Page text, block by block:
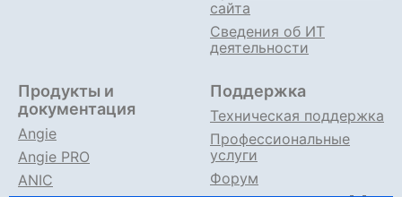
сайта
Сведения об ИТ
деятельности
Продукты и
документация
Angie
Angie PRO
ANIC
Поддержка
Техническая поддержка
Профессиональные
услуги
Форум